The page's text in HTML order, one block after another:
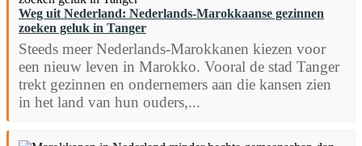
Weg uit Nederland: Nederlands-Marokkaanse gezinnen
zoeken geluk in Tanger
Steeds meer Nederlands-Marokkanen kiezen voor
een nieuw leven in Marokko. Vooral de stad Tanger
trekt gezinnen en ondernemers aan die kansen zien
in het land van hun ouders,...